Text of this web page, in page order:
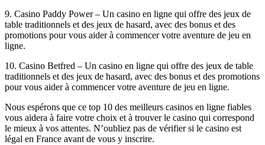
9. Casino Paddy Power – Un casino en ligne qui offre des jeux de
table traditionnels et des jeux de hasard, avec des bonus et des
promotions pour vous aider à commencer votre aventure de jeu en
ligne.
10. Casino Betfred – Un casino en ligne qui offre des jeux de table
traditionnels et des jeux de hasard, avec des bonus et des promotions
pour vous aider à commencer votre aventure de jeu en ligne.
Nous espérons que ce top 10 des meilleurs casinos en ligne fiables
vous aidera à faire votre choix et à trouver le casino qui correspond
le mieux à vos attentes. N’oubliez pas de vérifier si le casino est
légal en France avant de vous y inscrire.